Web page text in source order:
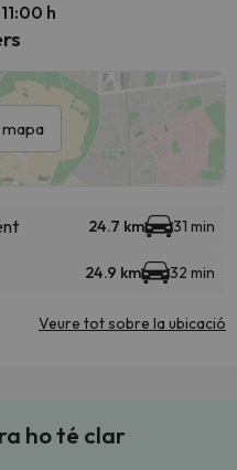
h
24.7 km 31 min
24.9 km 32 min
Veure tot sobre la ubicació
ho té clar